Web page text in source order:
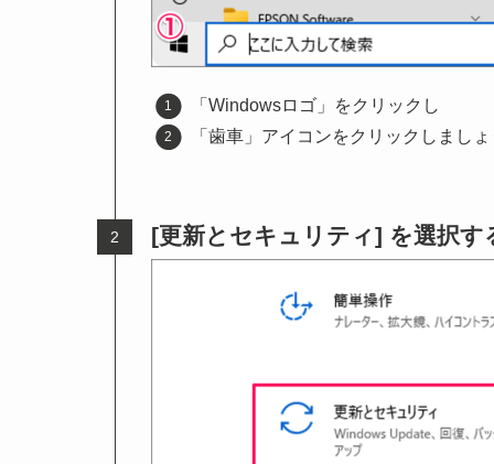
「Windowsロゴ」をクリックし
「歯車」アイコンをクリックしまし
[更新とセキュリティ] を選択す